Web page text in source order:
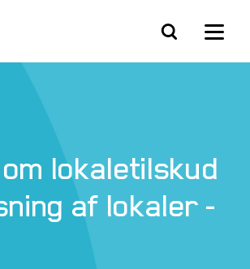
lokaletilskud
af lokaler -